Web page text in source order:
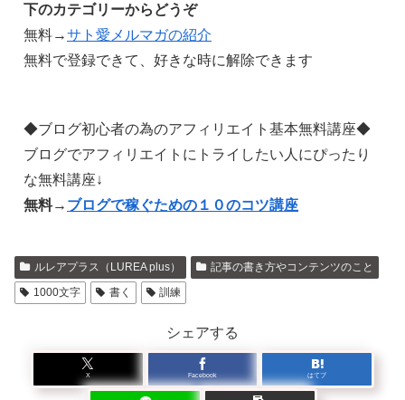
下のカテゴリーからどうぞ
無料→サト愛メルマガの紹介
無料で登録できて、好きな時に解除できます
◆ブログ初心者の為のアフィリエイト基本無料講座◆
ブログでアフィリエイトにトライしたい人にぴったり
な無料講座↓
無料→ ブログで稼ぐための１０のコツ講座
ルレアプラス（LUREA plus）
記事の書き方やコンテンツのこと
1000文字
書く 訓練
シェアする
X Facebook はてブ